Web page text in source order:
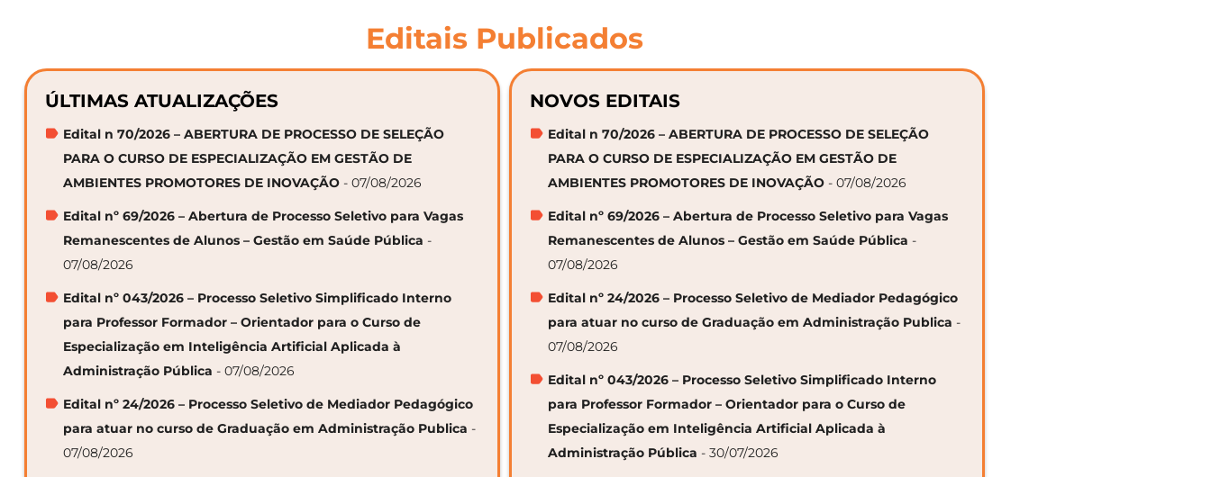
Editais Publicados
ÚLTIMAS ATUALIZAÇÕES
Edital n 70/2026 – ABERTURA DE PROCESSO DE SELEÇÃO
PARA O CURSO DE ESPECIALIZAÇÃO EM GESTÃO DE
AMBIENTES PROMOTORES DE INOVAÇÃO - 07/08/2026
Edital nº 69/2026 – Abertura de Processo Seletivo para Vagas
Remanescentes de Alunos – Gestão em Saúde Pública -
07/08/2026
Edital nº 043/2026 – Processo Seletivo Simplificado Interno
para Professor Formador – Orientador para o Curso de
Especialização em Inteligência Artificial Aplicada à
Administração Pública - 07/08/2026
Edital nº 24/2026 – Processo Seletivo de Mediador Pedagógico
para atuar no curso de Graduação em Administração Publica -
07/08/2026
NOVOS EDITAIS
Edital n 70/2026 – ABERTURA DE PROCESSO DE SELEÇÃO
PARA O CURSO DE ESPECIALIZAÇÃO EM GESTÃO DE
AMBIENTES PROMOTORES DE INOVAÇÃO - 07/08/2026
Edital nº 69/2026 – Abertura de Processo Seletivo para Vagas
Remanescentes de Alunos – Gestão em Saúde Pública -
07/08/2026
Edital nº 24/2026 – Processo Seletivo de Mediador Pedagógico
para atuar no curso de Graduação em Administração Publica -
07/08/2026
Edital nº 043/2026 – Processo Seletivo Simplificado Interno
para Professor Formador – Orientador para o Curso de
Especialização em Inteligência Artificial Aplicada à
Administração Pública - 30/07/2026